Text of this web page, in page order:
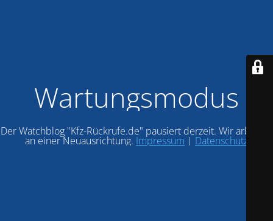
Wartungsmodus
Der Watchblog "Kfz-Rückrufe.de" pausiert derzeit. Wir arbeiten
an einer Neuausrichtung. Impressum | Datenschutz